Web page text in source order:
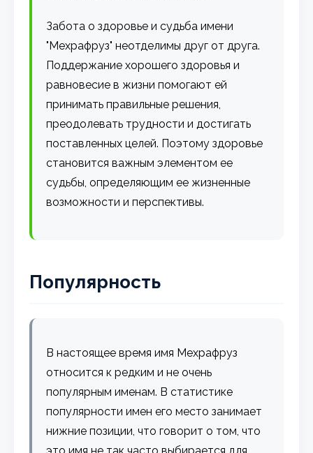
Забота о здоровье и судьба имени
"Мехрафруз" неотделимы друг от друга.
Поддержание хорошего здоровья и
равновесие в жизни помогают ей
принимать правильные решения,
преодолевать трудности и достигать
поставленных целей. Поэтому здоровье
становится важным элементом ее
судьбы, определяющим ее жизненные
возможности и перспективы.
Популярность
В настоящее время имя Мехрафруз
относится к редким и не очень
популярным именам. В статистике
популярности имен его место занимает
нижние позиции, что говорит о том, что